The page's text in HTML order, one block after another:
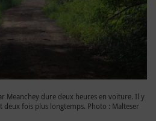
Meanchey dure deux heures en voiture. Il y
deux fois plus longtemps. Photo : Malteser